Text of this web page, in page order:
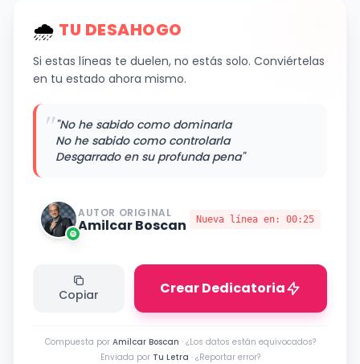
🌧 ️ TU DESAHOGO
Si estas líneas te duelen, no estás solo. Conviértelas
en tu estado ahora mismo.
""No he sabido como dominarla
No he sabido como controlarla
Desgarrado en su profunda pena"
AUTOR ORIGINAL
Amilcar Boscan Nueva línea en: 00:25
Copiar Crear Dedicatoria
Compuesta por Amilcar Boscan · ¿Los datos están equivocados?
Enviada por Tu Letra · ¿Reportar error?